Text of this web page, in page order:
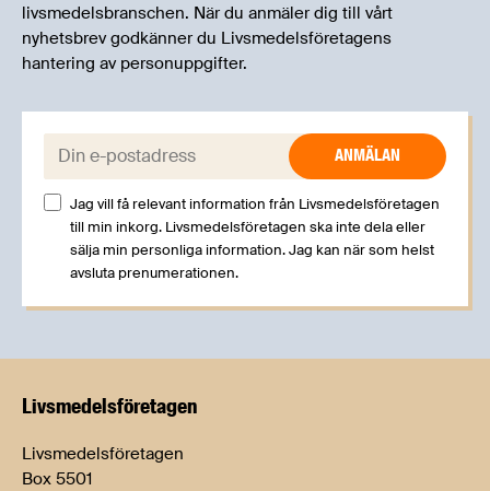
livsmedelsbranschen. När du anmäler dig till vårt
nyhetsbrev godkänner du Livsmedelsföretagens
hantering av personuppgifter.
E-post:
Jag vill få relevant information från Livsmedelsföretagen
till min inkorg. Livsmedelsföretagen ska inte dela eller
sälja min personliga information. Jag kan när som helst
avsluta prenumerationen.
Livsmedels­företagen
Livsmedelsföretagen
Box 5501